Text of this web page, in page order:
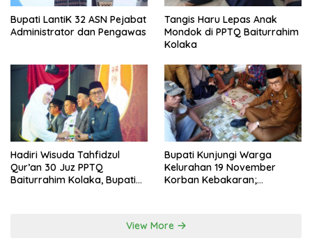
Bupati LantiK 32 ASN Pejabat
Administrator dan Pengawas
Tangis Haru Lepas Anak
Mondok di PPTQ Baiturrahim
Kolaka
Hadiri Wisuda Tahfidzul
Qur’an 30 Juz PPTQ
Baiturrahim Kolaka, Bupati
Bupati Kunjungi Warga
Kelurahan 19 November
Korban Kebakaran;
View More